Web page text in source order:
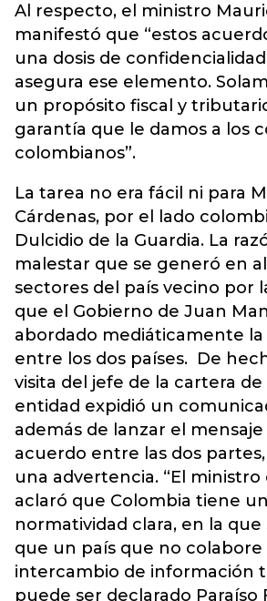
Al respecto, el ministro
manifestó que “estos
una dosis de
asegura ese elemento.
un propósito fiscal y
garantía que le damos a los
colombianos”.
La tarea no era fácil ni para
Cárdenas, por el lado
Dulcidio de la Guardia. La
malestar que se generó en
sectores del país vecino por
que el Gobierno de Juan
abordado mediáticamente
entre los dos países. De
visita del jefe de la cartera de
entidad expidió un
además de lanzar el mensaje
acuerdo entre las dos
una advertencia. “El ministro
aclaró que Colombia tiene
normatividad clara, en la que
que un país que no colabore
intercambio de información
puede ser declarado Paraíso